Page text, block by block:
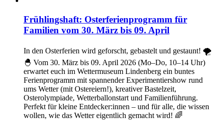
Frühlingshaft: Osterferienprogramm für
Familien vom 30. März bis 09. April
In den Osterferien wird geforscht, gebastelt und gestaunt! 🌪️
🐣 Vom 30. März bis 09. April 2026 (Mo–Do, 10–14 Uhr)
erwartet euch im Wettermuseum Lindenberg ein buntes
Ferienprogramm mit spannender Experimentiershow rund
ums Wetter (mit Ostereiern!), kreativer Bastelzeit,
Osterolympiade, Wetterballonstart und Familienführung.
Perfekt für kleine Entdecker:innen – und für alle, die wissen
wollen, wie das Wetter eigentlich gemacht wird! 🌈